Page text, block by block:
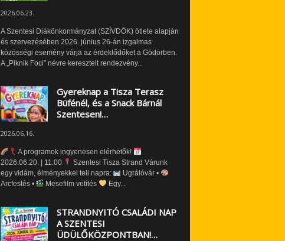
2026.06.23.
A Szentesi Diákönkormányzat (SZÍVDÖK) ötlete alapján
és szervezésében 2026. június 26-án izgalmas
közösségi esemény várja az érdeklődőket a Gödörben.
A „Piknik Foci” névre keresztelt rendezvény...
Gyereknap a Tisza Terasz
Büfénél, és a Snack Bárnál
Szentesen!…
2026.06.16.
A programok ingyenesen elérhetők!
2026.06.20. | 11:00
Szentesi Tisza Strand Várunk
egy vidám, élményekkel teli napra:
Ugrálóvár •
Arcfestés •
Mesefilm vetítés Egy...
STRANDNYITÓ CSALÁDI NAP
A SZENTESI
ÜDÜLŐKÖZPONTBAN!…